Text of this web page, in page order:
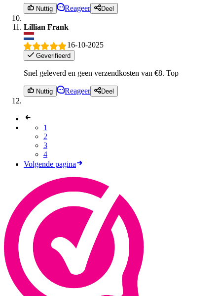
Nuttig Reageer Deel
Lillian Frank
16-10-2025
Geverifieerd
Snel geleverd en geen verzendkosten van €8. Top
Nuttig Reageer Deel
1
2
3
4
Volgende pagina